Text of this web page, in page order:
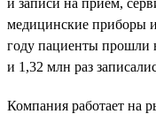
медицинские приборы
году пациенты прошли
и 1,32 млн раз
Компания работает на